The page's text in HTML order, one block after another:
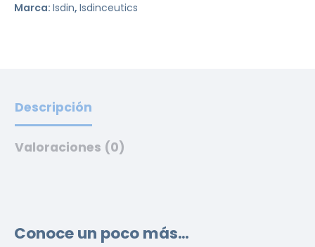
Marca: Isdin, Isdinceutics
Descripción
Valoraciones (0)
Conoce un poco más…